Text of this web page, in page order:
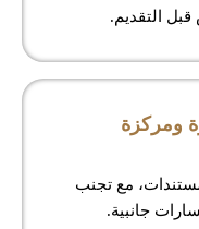
قبل التقديم.
ومركزة
مع تجنب
جانبية.